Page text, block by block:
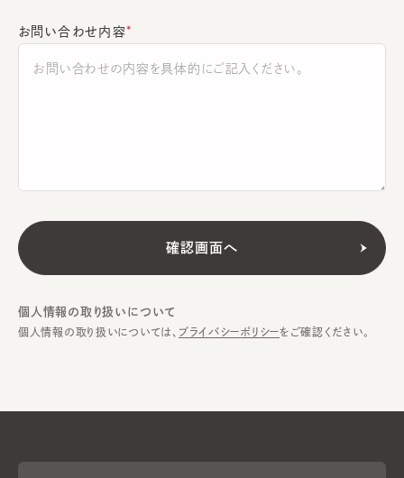
お問い合わせ内容
個人情報の取り扱いについて
個人情報の取り扱いについては、 プライバシーポリシーをご確認ください。